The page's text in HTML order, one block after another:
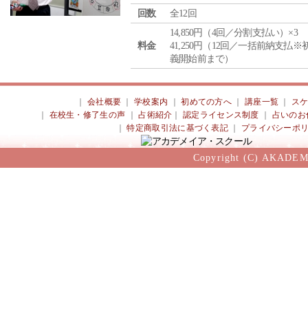
回数
全12回
料金
14,850円（4回／分割支払い）×3
41,250円（12回／一括前納支払※
義開始前まで）
会社概要 ｜学校案内 ｜初めての方へ 講座一覧
ス
在校生・修了生の声 ｜占術紹介 ｜認定ライセンス制度
占いのお
｜特定商取引法に基づく表記 プライバシーポ
Copyright (C)